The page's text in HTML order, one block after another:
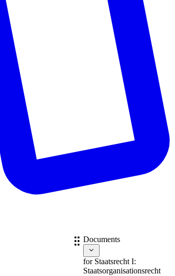
Documents
for Staatsrecht I:
Staatsorganisationsrecht